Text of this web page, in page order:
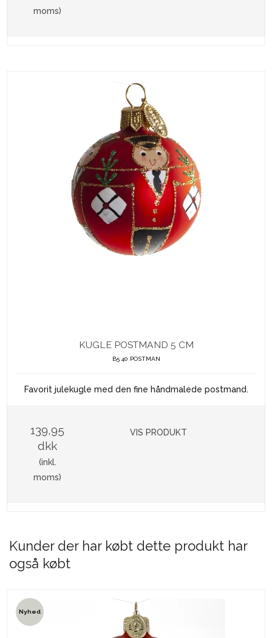
moms)
KUGLE POSTMAND 5 CM
B5 40 POSTMAN
Favorit julekugle med den fine håndmalede postmand.
139,95
dkk
(inkl.
moms)
VIS PRODUKT
Kunder der har købt dette produkt har
også købt
Nyhed